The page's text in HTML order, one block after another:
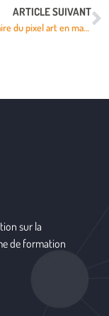
ARTICLE SUIVANT
Comment faire du pixel art en mathématiques
sur la
de formation